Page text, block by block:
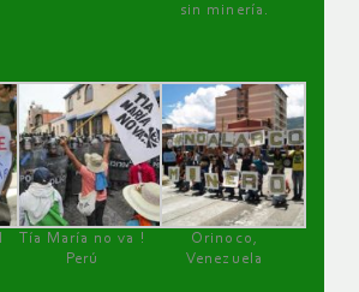
sin minería.
Tía María no va !
Perú
Orinoco,
Venezuela